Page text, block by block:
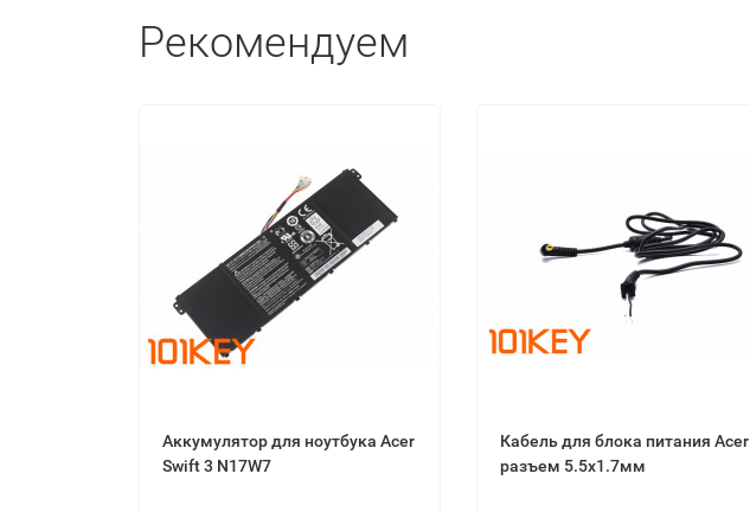
Рекомендуем
Аккумулятор для ноутбука Acer
Swift 3 N17W7
Кабель для блока питания Acer
разъем 5.5x1.7мм